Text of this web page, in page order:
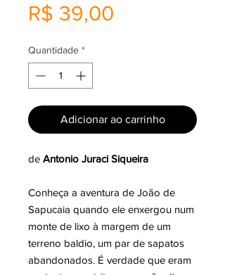
R$ 39,00
Quantidade *
Adicionar ao carrinho
de Antonio Juraci Siqueira
Conheça a aventura de João de
Sapucaia quando ele enxergou num
monte de lixo à margem de um
terreno baldio, um par de sapatos
abandonados. É verdade que eram